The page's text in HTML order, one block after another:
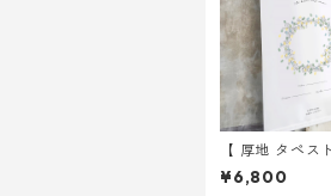
【 厚地 タペス
】 結婚証明書
ィングリース
¥6,800